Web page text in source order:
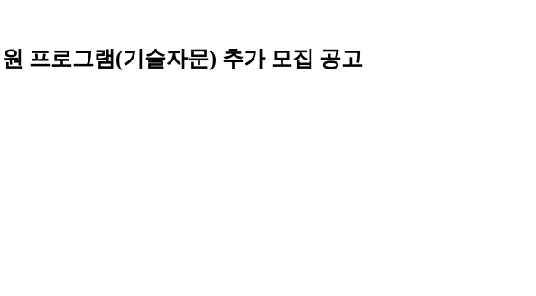
프로그램(기술자문) 추가 모집 공고